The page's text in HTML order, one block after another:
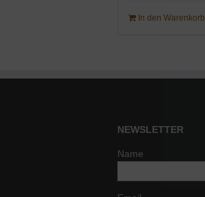
In den Warenkorb
NEWSLETTER
Name